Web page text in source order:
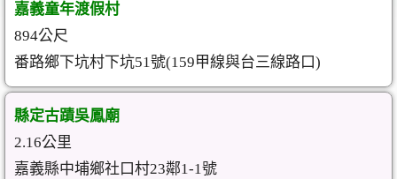
嘉義童年渡假村
894公尺
番路鄉下坑村下坑51號(159甲線與台三線路口)
縣定古蹟吳鳳廟
2.16公里
嘉義縣中埔鄉社口村23鄰1-1號